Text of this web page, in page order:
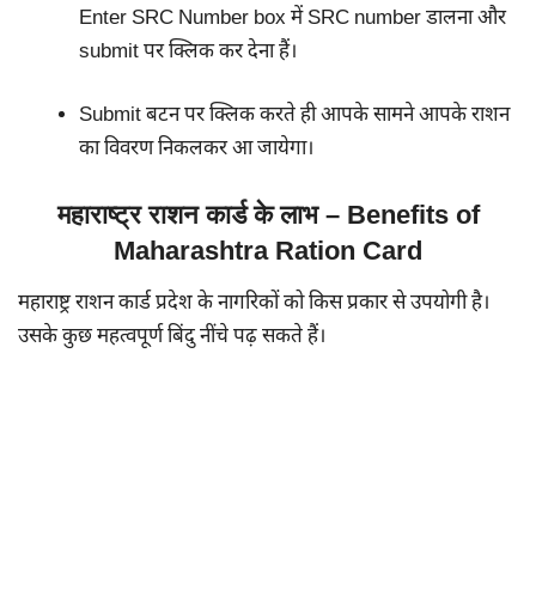
Enter SRC Number box में SRC number डालना और
submit पर क्लिक कर देना हैं।
Submit बटन पर क्लिक करते ही आपके सामने आपके राशन
का विवरण निकलकर आ जायेगा।
महाराष्ट्र राशन कार्ड के लाभ – Benefits of
Maharashtra Ration Card
महाराष्ट्र राशन कार्ड प्रदेश के नागरिकों को किस प्रकार से उपयोगी है।
उसके कुछ महत्वपूर्ण बिंदु नींचे पढ़ सकते हैं।